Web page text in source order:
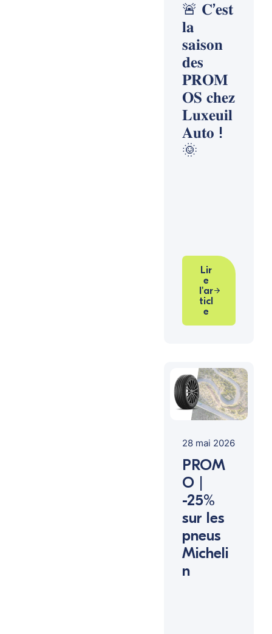
🚨 𝐂’𝐞𝐬𝐭
𝐥𝐚
𝐬𝐚𝐢𝐬𝐨𝐧
𝐝𝐞𝐬
𝐏𝐑𝐎𝐌
𝐎𝐒 𝐜𝐡𝐞𝐳
𝐋𝐮𝐱𝐞𝐮𝐢𝐥
𝐀𝐮𝐭𝐨 !
🌞
Lir
e
l'ar
ticl
e
28 mai 2026
PROM
O |
-25%
sur les
pneus
Micheli
n